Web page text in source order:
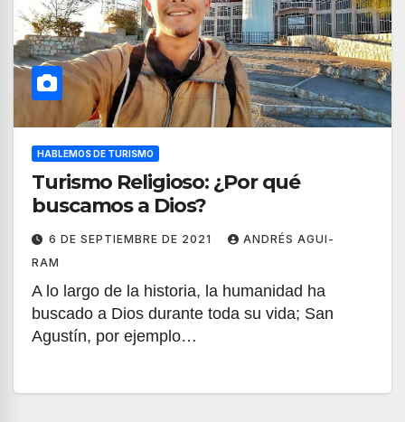
HABLEMOS DE TURISMO
Turismo Religioso: ¿Por qué
buscamos a Dios?
6 DE SEPTIEMBRE DE 2021
ANDRÉS AGUI-
RAM
A lo largo de la historia, la humanidad ha
buscado a Dios durante toda su vida; San
Agustín, por ejemplo…